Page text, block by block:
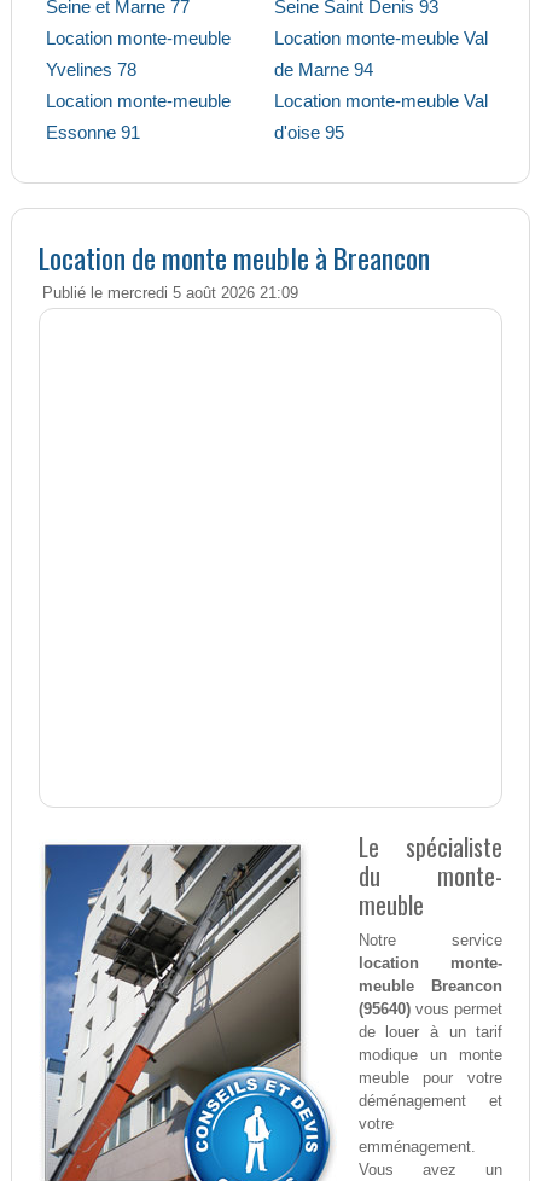
Seine et Marne 77
Location monte-meuble
Yvelines 78
Location monte-meuble
Essonne 91
Seine Saint Denis 93
Location monte-meuble Val
de Marne 94
Location monte-meuble Val
d'oise 95
Location de monte meuble à Breancon
Publié le mercredi 5 août 2026 21:09
Le spécialiste
du monte-
meuble
Notre service
location monte-
meuble Breancon
(95640)vous permet
de louer à un tarif
modique un monte
meuble pour votre
déménagement et
votre
emménagement.
Vous avez un